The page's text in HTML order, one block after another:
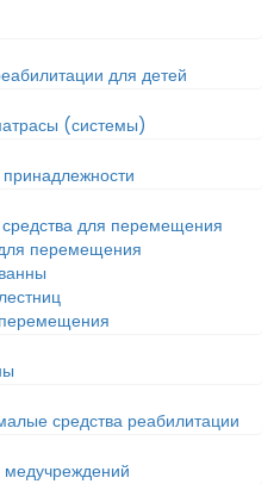
для детей
(системы)
для перемещения
перемещения
средства реабилитации